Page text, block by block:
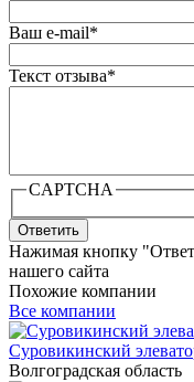
Ваш e-mail*
Текст отзыва*
CAPTCHA
Ответить
Нажимая кнопку
нашего сайта
Похожие компании
Все компании
Суровикинский
Волгоградская область